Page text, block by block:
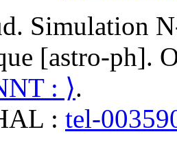
. Simulation
[astro-ph].
: ⟩.
: tel-